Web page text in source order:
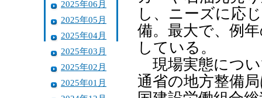
2025年06月
2025年05月
2025年04月
2025年03月
2025年02月
2025年01月
し、ニーズに応
備。最大で、例
している。
現場実態につい
通省の地方整備